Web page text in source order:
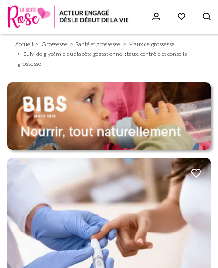
principal
Fil
d'Ariane
Accueil Grossesse Santé et grossesse
Maux de grossesse
Suivi de glycémie du diabète gestationnel : taux, contrôle et conseils
grossesse